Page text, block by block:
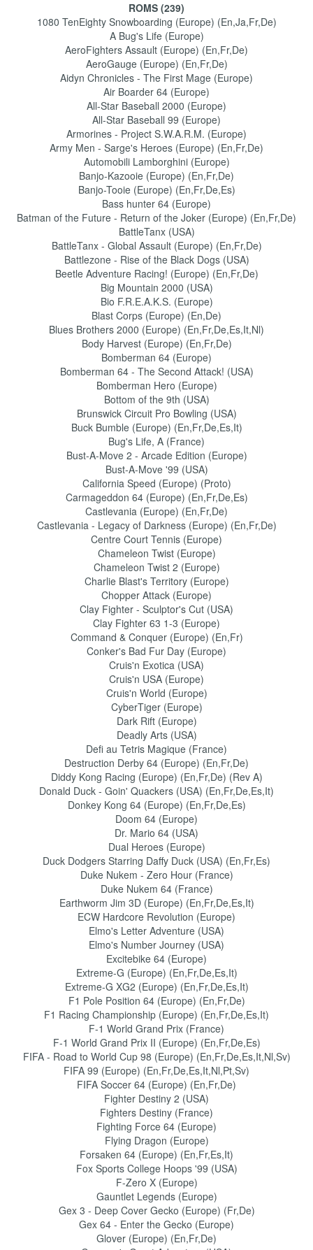
ROMS (239)
1080 TenEighty Snowboarding (Europe) (En,Ja,Fr,De)
A Bug's Life (Europe)
AeroFighters Assault (Europe) (En,Fr,De)
AeroGauge (Europe) (En,Fr,De)
Aidyn Chronicles - The First Mage (Europe)
Air Boarder 64 (Europe)
All-Star Baseball 2000 (Europe)
All-Star Baseball 99 (Europe)
Armorines - Project S.W.A.R.M. (Europe)
Army Men - Sarge's Heroes (Europe) (En,Fr,De)
Automobili Lamborghini (Europe)
Banjo-Kazooie (Europe) (En,Fr,De)
Banjo-Tooie (Europe) (En,Fr,De,Es)
Bass hunter 64 (Europe)
Batman of the Future - Return of the Joker (Europe) (En,Fr,De)
BattleTanx (USA)
BattleTanx - Global Assault (Europe) (En,Fr,De)
Battlezone - Rise of the Black Dogs (USA)
Beetle Adventure Racing! (Europe) (En,Fr,De)
Big Mountain 2000 (USA)
Bio F.R.E.A.K.S. (Europe)
Blast Corps (Europe) (En,De)
Blues Brothers 2000 (Europe) (En,Fr,De,Es,It,Nl)
Body Harvest (Europe) (En,Fr,De)
Bomberman 64 (Europe)
Bomberman 64 - The Second Attack! (USA)
Bomberman Hero (Europe)
Bottom of the 9th (USA)
Brunswick Circuit Pro Bowling (USA)
Buck Bumble (Europe) (En,Fr,De,Es,It)
Bug's Life, A (France)
Bust-A-Move 2 - Arcade Edition (Europe)
Bust-A-Move '99 (USA)
California Speed (Europe) (Proto)
Carmageddon 64 (Europe) (En,Fr,De,Es)
Castlevania (Europe) (En,Fr,De)
Castlevania - Legacy of Darkness (Europe) (En,Fr,De)
Centre Court Tennis (Europe)
Chameleon Twist (Europe)
Chameleon Twist 2 (Europe)
Charlie Blast's Territory (Europe)
Chopper Attack (Europe)
Clay Fighter - Sculptor's Cut (USA)
Clay Fighter 63 1-3 (Europe)
Command & Conquer (Europe) (En,Fr)
Conker's Bad Fur Day (Europe)
Cruis'n Exotica (USA)
Cruis'n USA (Europe)
Cruis'n World (Europe)
CyberTiger (Europe)
Dark Rift (Europe)
Deadly Arts (USA)
Defi au Tetris Magique (France)
Destruction Derby 64 (Europe) (En,Fr,De)
Diddy Kong Racing (Europe) (En,Fr,De) (Rev A)
Donald Duck - Goin' Quackers (USA) (En,Fr,De,Es,It)
Donkey Kong 64 (Europe) (En,Fr,De,Es)
Doom 64 (Europe)
Dr. Mario 64 (USA)
Dual Heroes (Europe)
Duck Dodgers Starring Daffy Duck (USA) (En,Fr,Es)
Duke Nukem - Zero Hour (France)
Duke Nukem 64 (France)
Earthworm Jim 3D (Europe) (En,Fr,De,Es,It)
ECW Hardcore Revolution (Europe)
Elmo's Letter Adventure (USA)
Elmo's Number Journey (USA)
Excitebike 64 (Europe)
Extreme-G (Europe) (En,Fr,De,Es,It)
Extreme-G XG2 (Europe) (En,Fr,De,Es,It)
F1 Pole Position 64 (Europe) (En,Fr,De)
F1 Racing Championship (Europe) (En,Fr,De,Es,It)
F-1 World Grand Prix (France)
F-1 World Grand Prix II (Europe) (En,Fr,De,Es)
FIFA - Road to World Cup 98 (Europe) (En,Fr,De,Es,It,Nl,Sv)
FIFA 99 (Europe) (En,Fr,De,Es,It,Nl,Pt,Sv)
FIFA Soccer 64 (Europe) (En,Fr,De)
Fighter Destiny 2 (USA)
Fighters Destiny (France)
Fighting Force 64 (Europe)
Flying Dragon (Europe)
Forsaken 64 (Europe) (En,Fr,Es,It)
Fox Sports College Hoops '99 (USA)
F-Zero X (Europe)
Gauntlet Legends (Europe)
Gex 3 - Deep Cover Gecko (Europe) (Fr,De)
Gex 64 - Enter the Gecko (Europe)
Glover (Europe) (En,Fr,De)